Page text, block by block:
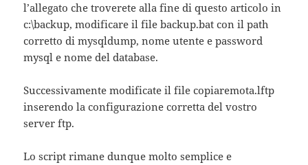
l’allegato che troverete alla fine di questo articolo in
c:\backup, modificare il file backup.bat con il path
corretto di mysqldump, nome utente e password
mysql e nome del database.
Successivamente modificate il file copiaremota.lftp
inserendo la configurazione corretta del vostro
server ftp.
Lo script rimane dunque molto semplice e